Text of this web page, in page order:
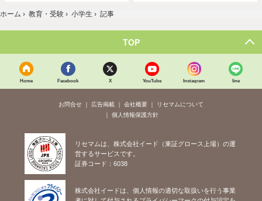
ホーム › 教育・受験 › 小学生 › 記事
TOP
Home Facebook X YouTube Instagram line
お問合せ 広告掲載 会社概要
リセマムについて
個人情報保護方針
リセマムは、株式会社イード（東証グロース上場）の運
営するサービスです。
証券コード：6038
株式会社イードは、個人情報の適切な取扱いを行う事業